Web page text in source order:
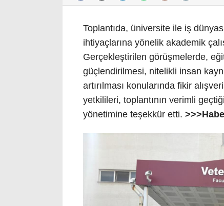
Toplantıda, üniversite ile iş
ihtiyaçlarına yönelik akademik
Gerçekleştirilen görüşmelerde,
güçlendirilmesi, nitelikli insan
artırılması konularında fikir
yetkilileri, toplantının verimli
yönetimine teşekkür etti.